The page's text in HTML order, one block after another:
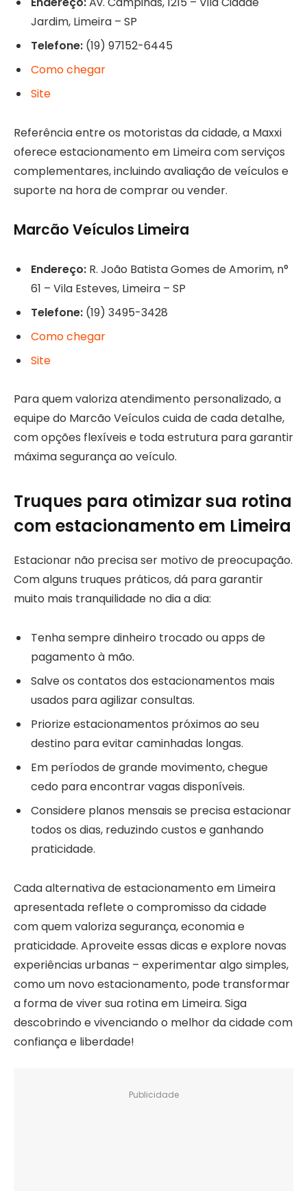
Jardim, Limeira – SP
Telefone: (19) 97152-6445
Como chegar
Site
Referência entre os motoristas da cidade, a Maxxi
oferece estacionamento em Limeira com serviços
complementares, incluindo avaliação de veículos e
suporte na hora de comprar ou vender.
Marcão Veículos Limeira
Endereço: R. João Batista Gomes de Amorim, n°
61 – Vila Esteves, Limeira – SP
Telefone: (19) 3495-3428
Como chegar
Site
Para quem valoriza atendimento personalizado, a
equipe do Marcão Veículos cuida de cada detalhe,
com opções flexíveis e toda estrutura para garantir
máxima segurança ao veículo.
Truques para otimizar sua rotina
com estacionamento em Limeira
Estacionar não precisa ser motivo de preocupação.
Com alguns truques práticos, dá para garantir
muito mais tranquilidade no dia a dia:
Tenha sempre dinheiro trocado ou apps de
pagamento à mão.
Salve os contatos dos estacionamentos mais
usados para agilizar consultas.
Priorize estacionamentos próximos ao seu
destino para evitar caminhadas longas.
Em períodos de grande movimento, chegue
cedo para encontrar vagas disponíveis.
Considere planos mensais se precisa estacionar
todos os dias, reduzindo custos e ganhando
praticidade.
Cada alternativa de estacionamento em Limeira
apresentada reflete o compromisso da cidade
com quem valoriza segurança, economia e
praticidade. Aproveite essas dicas e explore novas
experiências urbanas – experimentar algo simples,
como um novo estacionamento, pode transformar
a forma de viver sua rotina em Limeira. Siga
descobrindo e vivenciando o melhor da cidade com
confiança e liberdade!
Publicidade